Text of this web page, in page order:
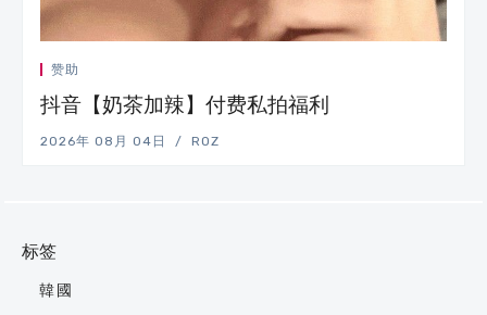
赞助
抖音【奶茶加辣】付费私拍福利
2026年 08月 04日 ROZ
标签
韓國